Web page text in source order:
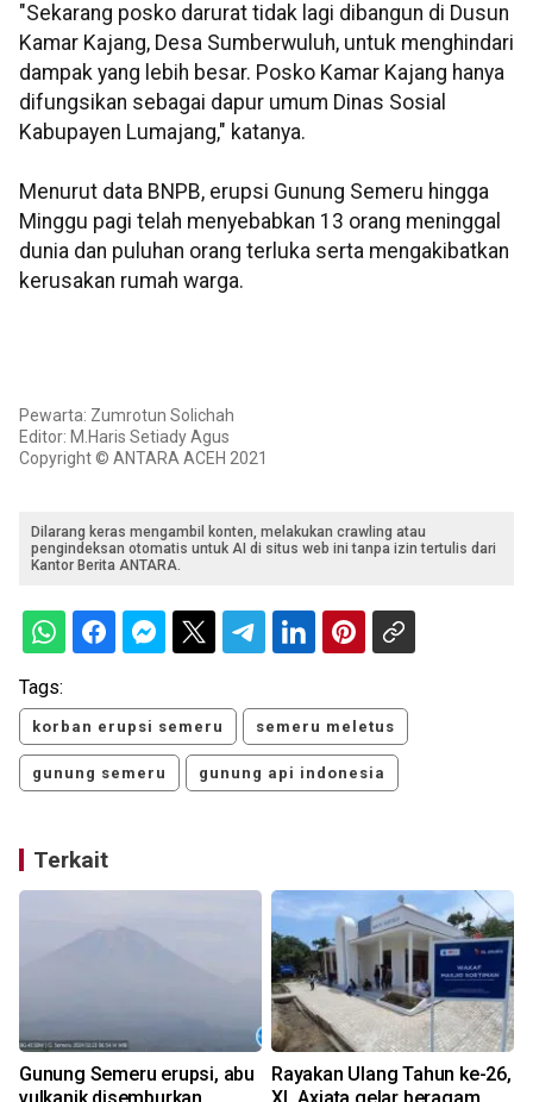
"Sekarang posko darurat tidak lagi dibangun di Dusun
Kamar Kajang, Desa Sumberwuluh, untuk menghindari
dampak yang lebih besar. Posko Kamar Kajang hanya
difungsikan sebagai dapur umum Dinas Sosial
Kabupayen Lumajang," katanya.
Menurut data BNPB, erupsi Gunung Semeru hingga
Minggu pagi telah menyebabkan 13 orang meninggal
dunia dan puluhan orang terluka serta mengakibatkan
kerusakan rumah warga.
Pewarta: Zumrotun Solichah
Editor: M.Haris Setiady Agus
Copyright © ANTARA ACEH 2021
Dilarang keras mengambil konten, melakukan crawling atau
pengindeksan otomatis untuk AI di situs web ini tanpa izin tertulis dari
Kantor Berita ANTARA.
Tags:
korban erupsi semeru semeru meletus
gunung semeru gunung api indonesia
Terkait
Gunung Semeru erupsi, abu
Rayakan Ulang Tahun ke-26,